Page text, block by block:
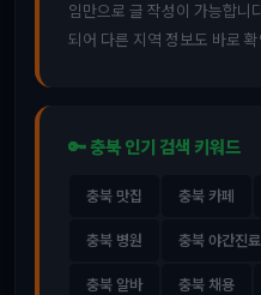
임만으로 글 작성이 가능합니
되어 다른 지역 정보도 바로
🔑 충북 인기 검색 키워드
충북 맛집 충북 카페
충북 병원 충북 야간진료
충북 알바 충북 채용